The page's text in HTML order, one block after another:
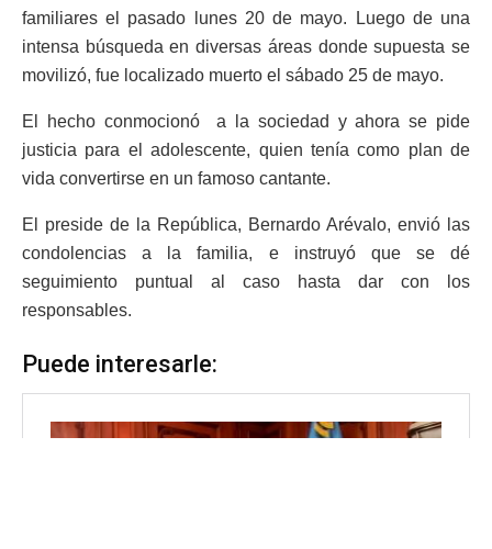
familiares el pasado lunes 20 de mayo. Luego de una
intensa búsqueda en diversas áreas donde supuesta se
movilizó, fue localizado muerto el sábado 25 de mayo.
El hecho conmocionó a la sociedad y ahora se pide
justicia para el adolescente, quien tenía como plan de
vida convertirse en un famoso cantante.
El preside de la República, Bernardo Arévalo, envió las
condolencias a la familia, e instruyó que se dé
seguimiento puntual al caso hasta dar con los
responsables.
Puede interesarle: